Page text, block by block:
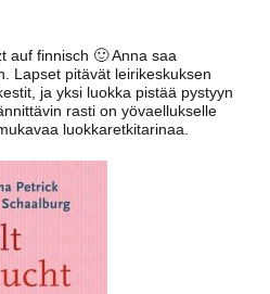
auf finnisch 🙂 Anna saa
Lapset pitävät leirikeskuksen
ja yksi luokka pistää pystyyn
rasti on yövaellukselle
luokkaretkitarinaa.